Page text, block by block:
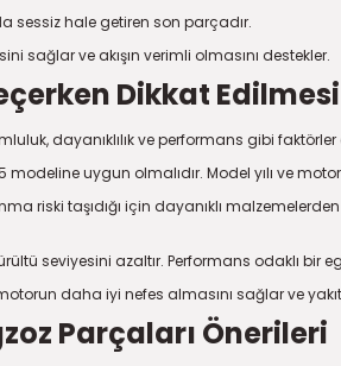
sessiz hale getiren son parçadır.
sağlar ve akışın verimli olmasını destekler.
Dikkat
dayanıklılık ve performans gibi
uygun olmalıdır. Model yılı ve
riski taşıdığı için dayanıklı
seviyesini azaltır. Performans odaklı
daha iyi nefes almasını sağlar ve
Parçaları Önerileri